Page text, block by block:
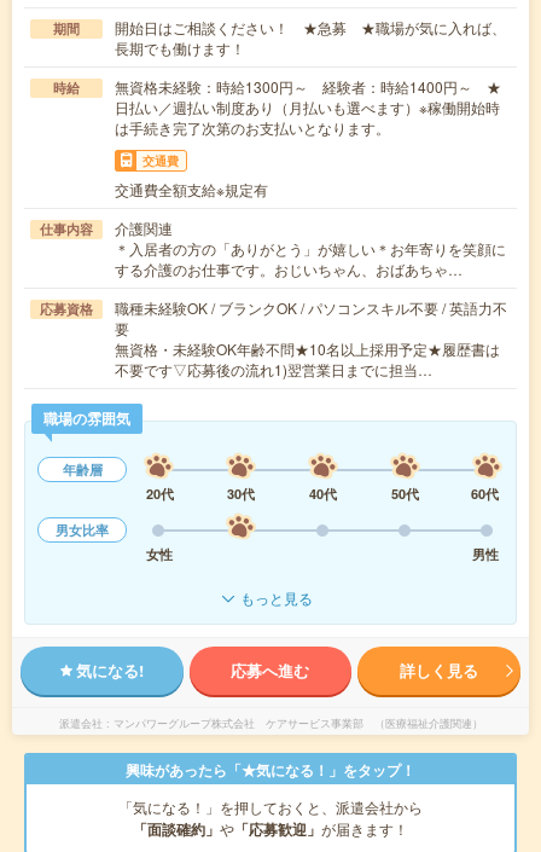
期間
開始日はご相談ください！ ★急募 ★職場が気に入れば、
長期でも働けます！
時給
無資格未経験：時給1300円～ 経験者：時給1400円～ ★
日払い／週払い制度あり（月払いも選べます）※稼働開始時
は手続き完了次第のお支払いとなります。
交通費
交通費全額支給※規定有
仕事内容
介護関連
＊入居者の方の「ありがとう」が嬉しい＊お年寄りを笑顔に
する介護のお仕事です。おじいちゃん、おばあちゃ…
応募資格
職種未経験OK / ブランクOK / パソコンスキル不要 / 英語力不
要
無資格・未経験OK年齢不問★10名以上採用予定★履歴書は
不要です▽応募後の流れ1)翌営業日までに担当…
職場の雰囲気
年齢層
20代
30代 40代 50代
60代
男女比率
女性
男性
もっと見る
気になる! 応募へ進む 詳しく見る
派遣会社 マンパワーグループ株式会社 ケアサービス事業部 （医療福祉介護関連）
興味があったら「★気になる！」をタップ！
「気になる！」を押しておくと、派遣会社から
「面談確約」 や 「応募歓迎」 が届きます！